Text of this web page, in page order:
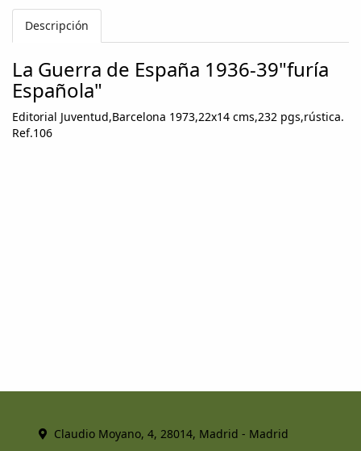
Descripción
La Guerra de España 1936-39"furía
Española"
Editorial Juventud,Barcelona 1973,22x14 cms,232 pgs,rústica.
Ref.106
Claudio Moyano, 4, 28014, Madrid - Madrid